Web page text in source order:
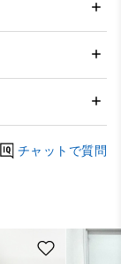
チャットで質問